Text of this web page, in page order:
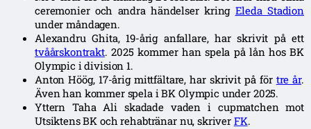
ceremonier och andra händelser kring Eleda Stadion
under måndagen.
Alexandru Ghita, 19-årig anfallare, har skrivit på ett
tvåårskontrakt. 2025 kommer han spela på lån hos BK
Olympic i division 1.
Anton Höög, 17-årig mittfältare, har skrivit på för tre år.
Även han kommer spela i BK Olympic under 2025.
Yttern Taha Ali skadade vaden i cupmatchen mot
Utsiktens BK och rehabtränar nu, skriver FK.